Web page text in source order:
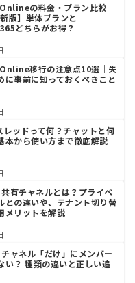
の料金・プラン比較
版】単体プランと
どちらがお得？
移行の注意点10選｜失
に事前に知っておくべきこと
ッドって何？チャットと何
本から使い方まで徹底解説
有チャネルとは？プライベ
との違いや、テナント切り替
メリットを解説
ャネル「だけ」にメンバー
い？ 種類の違いと正しい追